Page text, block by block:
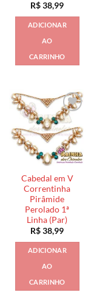
R$38,99
ADICIONAR
AO
CARRINHO
Cabedal em V
Correntinha
Pirâmide
Perolado 1ª
Linha (Par)
R$38,99
ADICIONAR
AO
CARRINHO